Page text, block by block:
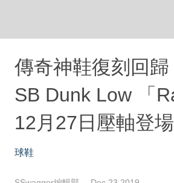
傳奇神鞋復刻回歸
SB Dunk Low 「
12月27日壓軸登場
球鞋